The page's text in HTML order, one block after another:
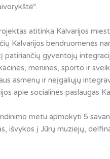
atitinka Kalvarijos
Kalvarijos bendruomenės
patiriančių gyventojų
menines, sporto ir
asmenų ir neįgaliųjų
apie socialines paslaugas
metu apmokyti 5
išvykos į Jūrų muziejų,